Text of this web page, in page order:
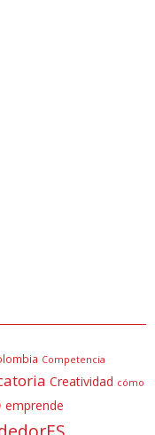
Competencia
Creatividad cómo
emprende